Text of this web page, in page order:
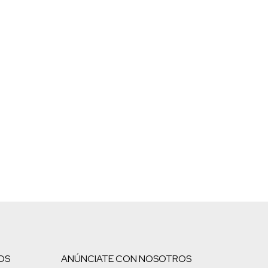
ANÚNCIATE CON NOSOTROS